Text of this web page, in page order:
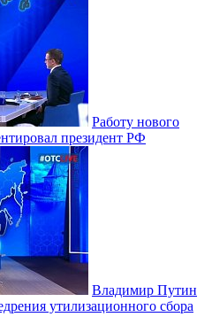
Работу нового
президент РФ
Владимир Путин
утилизационного сбора